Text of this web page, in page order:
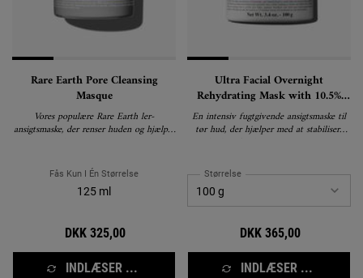
Rare Earth Pore Cleansing
Masque
Vores populære Rare Earth ler-
ansigtsmaske, der renser huden og hjælper
Fås Kun I Én Størrelse
125 ml
DKK 325,00
INDLÆSER ...
Ultra Facial Overnight
Rehydrating Mask with 10.5%
Squalane
En intensiv fugtgivende ansigtsmaske til
tør hud, der hjælper med at stabilisere
Størrelse
DKK 365,00
INDLÆSER ...